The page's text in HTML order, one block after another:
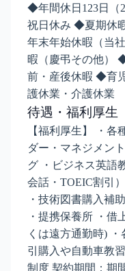
◆年間休日123日（
祝日休み ◆夏期休
年末年始休暇（当
暇（慶弔その他）
前・産後休暇 ◆育
護休業・介護休業
待遇・福利厚生
【福利厚生】 ・各
ダー・マネジメン
グ ・ビジネス英語
会話・TOEIC割引
・技術図書購入補
・提携保養所 ・借
くは遠方通勤時)
引購入や自動車教
制度 契約期間：期